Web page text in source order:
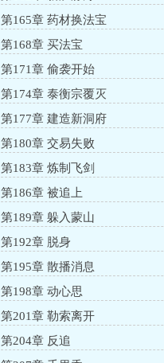
第165章 药材换法宝
第168章 买法宝
第171章 偷袭开始
第174章 泰衡宗覆灭
第177章 建造新洞府
第180章 交易失败
第183章 炼制飞剑
第186章 被追上
第189章 躲入蒙山
第192章 脱身
第195章 散播消息
第198章 动心思
第201章 勒索离开
第204章 反追